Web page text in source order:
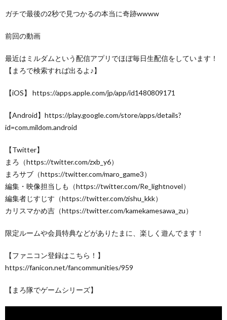
ガチで最後の2秒で見つかるの本当に奇跡wwww
前回の動画
最近はミルダムという配信アプリでほぼ毎日生配信をしています！
【まろで検索すれば出るよ♪】
【iOS】 https://apps.apple.com/jp/app/id1480809171
【Android】https://play.google.com/store/apps/details?
id=com.mildom.android
【Twitter】
まろ（https://twitter.com/zxb_y6）
まろサブ（https://twitter.com/maro_game3）
編集・映像担当しも（https://twitter.com/Re_lightnovel）
編集者じすじす（https://twitter.com/zishu_kkk）
カリスマかめ吉（https://twitter.com/kamekamesawa_zu）
限定ルームや会員特典などがありたまに、楽しく遊んでます！
【ファニコン登録はこちら！】
https://fanicon.net/fancommunities/959
【まろ隊でゲームシリーズ】